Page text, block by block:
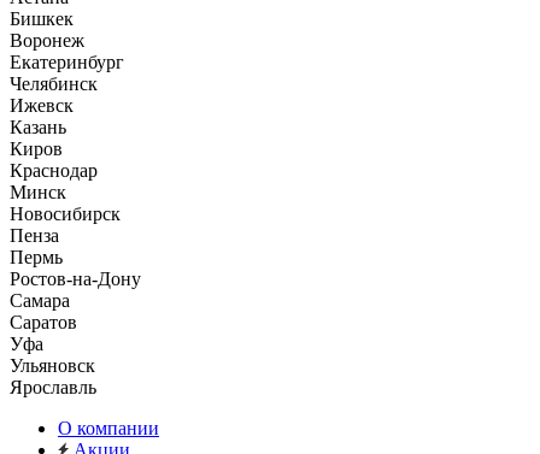
Бишкек
Воронеж
Екатеринбург
Челябинск
Ижевск
Казань
Киров
Краснодар
Минск
Новосибирск
Пенза
Пермь
Ростов-на-Дону
Самара
Саратов
Уфа
Ульяновск
Ярославль
О компании
Акции